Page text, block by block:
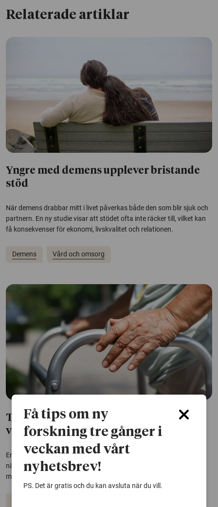
Relaterade artiklar
Yngre med demens upplever bristande
stöd
När demens drabbar mitt i livet påverkas både den som blir sjuk och
partnern. En ny studie visar att stödet ofta inte räcker till, vilket kan
få konsekvenser för ekonomi, livskvalitet och relationen.
Demens Vård och omsorg
Träning och näringsdryck kan minska
vårdbehovet vid demens
En enkel kombination av dagliga fysiska övningar och proteinrik
näringsdryck kan minska behovet av stöd i vardagen hos personer
med demens, enligt en ny studie från Karolinska Institutet.
Få tips om ny
forskning tre gånger i
veckan med vårt
nyhetsbrev!
PS. Det är gratis och du kan avsluta när du vill.